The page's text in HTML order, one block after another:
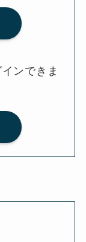
ンできま